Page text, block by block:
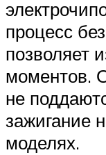
процесс
позволяет
моментов.
не
зажигание
моделях.